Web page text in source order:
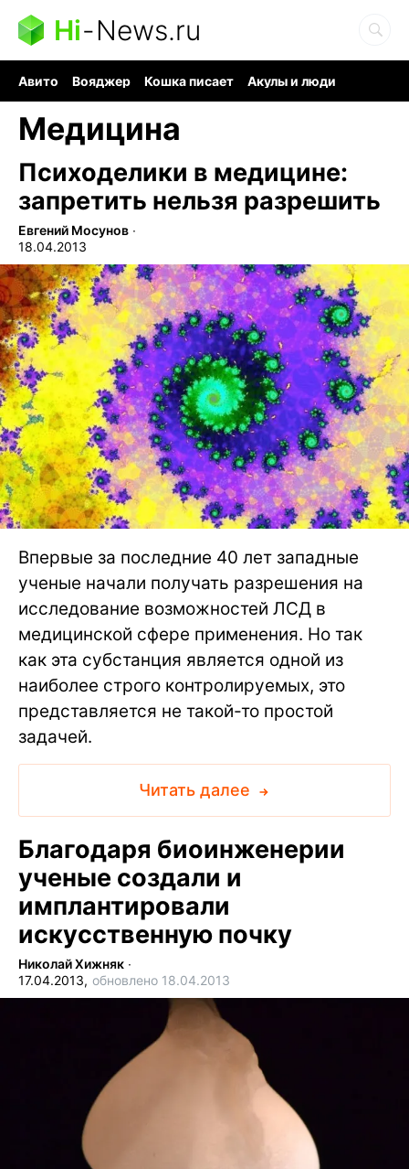
Hi-News.ru
Авито Вояджер Кошка писает
Акулы и люди
Медицина
Психоделики в медицине:
запретить нельзя разрешить
Евгений Мосунов ∙
18.04.2013
Впервые за последние 40 лет западные
ученые начали получать разрешения на
исследование возможностей ЛСД в
медицинской сфере применения. Но так
как эта субстанция является одной из
наиболее строго контролируемых, это
представляется не такой-то простой
задачей.
Читать далее
Благодаря биоинженерии
ученые создали и
имплантировали
искусственную почку
Николай Хижняк ∙
17.04.2013, обновлено 18.04.2013